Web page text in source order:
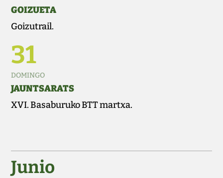
GOIZUETA
Goizutrail.
31
DOMINGO
JAUNTSARATS
XVI. Basaburuko BTT martxa.
Junio